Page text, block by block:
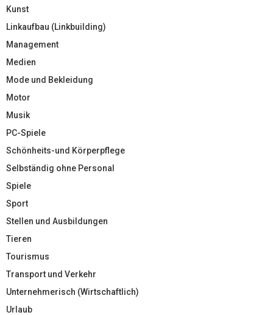
Kunst
Linkaufbau (Linkbuilding)
Management
Medien
Mode und Bekleidung
Motor
Musik
PC-Spiele
Schönheits-und Körperpflege
Selbständig ohne Personal
Spiele
Sport
Stellen und Ausbildungen
Tieren
Tourismus
Transport und Verkehr
Unternehmerisch (Wirtschaftlich)
Urlaub